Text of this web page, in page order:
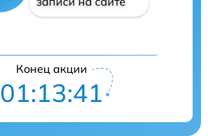
Конец акции
01:13:40